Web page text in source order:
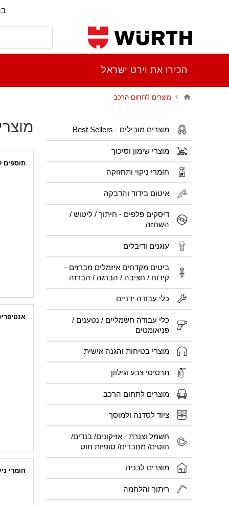
מוצרים מובילים - Best Sellers
מוצרי שימון וסיכוך
חומרי ניקוי ותחזוקה
איטום בידוד והדבקה
דיסקים פלפים - חיתוך / ליטוש /
השחזה
עוגנים ודיבלים
ביטים מקדחים איזמלים מברזים -
קידוח / חציבה / הברגה / הברזה
כלי עבודה ידניים
כלי עבודה חשמליים / נטענים /
פניאומטים
מוצרי בטיחות והגנה אישית
תרסיסי צבע וגילוון
מוצרים לתחום הרכב
ציוד לסדנה ולמוסך
חשמל וצנרת - אזיקונים/ בנדים/
חוטים/ מחברים/ סופיות חוט
מוצרים לבניה
ריתוך והלחמה
הכירו את וירט ישראל
מוצרים לתחום הרכב
מאבחן
חומרי
חומרי